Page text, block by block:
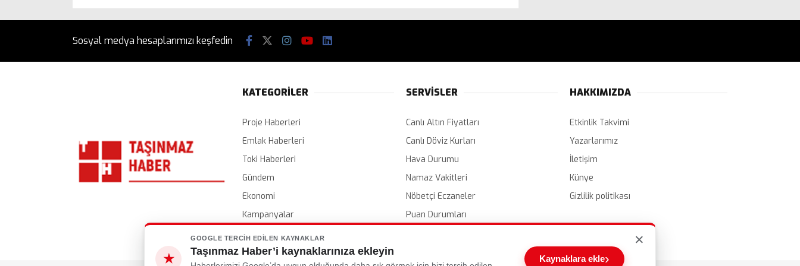
Sosyal medya hesaplarımızı keşfedin
KATEGORİLER
Proje Haberleri
Emlak Haberleri
Toki Haberleri
Gündem
Ekonomi
Kampanyalar
İhaleler
SERVİSLER
Canlı Altın Fiyatları
Canlı Döviz Kurları
Hava Durumu
Namaz Vakitleri
Nöbetçi Eczaneler
Puan Durumları
HAKKIMIZDA
Etkinlik Takvimi
Yazarlarımız
İletişim
Künye
Gizlilik politikası
★
GOOGLE TERCIH EDILEN KAYNAKLAR
Taşınmaz Haber’i kaynaklarınıza ekleyin
Kaynaklara ekle›
×